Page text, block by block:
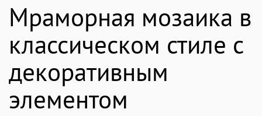
Мраморная мозаика в
классическом стиле с
декоративным
элементом